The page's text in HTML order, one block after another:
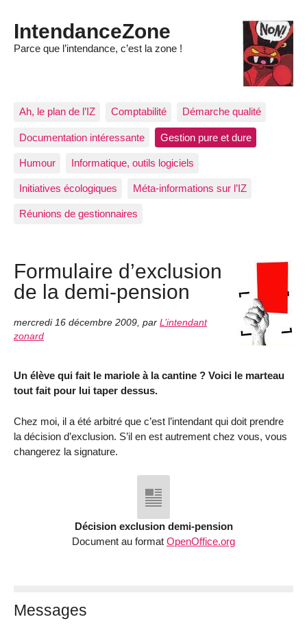
IntendanceZone
Parce que l’intendance, c’est la zone !
Ah, le plan de l’IZ Comptabilité Démarche qualité
Documentation intéressante Gestion pure et dure
Humour Informatique, outils logiciels
Initiatives écologiques Méta-informations sur l’IZ
Réunions de gestionnaires
Formulaire d’exclusion
de la demi-pension
mercredi 16 décembre 2009 par L’intendant
zonard
Un élève qui fait le mariole à la cantine ? Voici le marteau
tout fait pour lui taper dessus.
Chez moi, il a été arbitré que c’est l’intendant qui doit prendre
la décision d’exclusion. S’il en est autrement chez vous, vous
changerez la signature.
Décision exclusion demi-pension
Document au format OpenOffice.org
Messages